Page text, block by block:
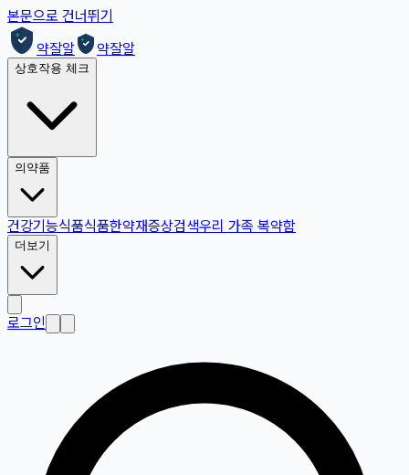
본문으로 건너뛰기
약잘알
약잘알
상호작용 체크
의약품
건강기능식품식품한약재증상검색우리 가족 복약함
더보기
로그인